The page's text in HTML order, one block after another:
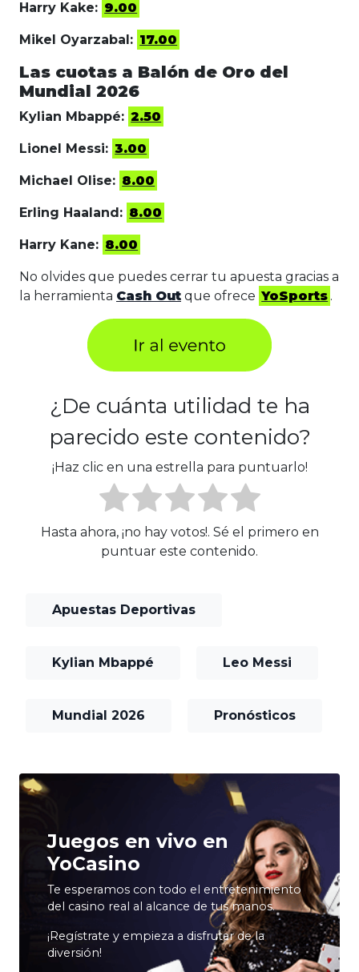
Harry Kake: 9.00
Mikel Oyarzabal: 17.00
Las cuotas a Balón de Oro del
Mundial 2026
Kylian Mbappé: 2.50
Lionel Messi: 3.00
Michael Olise: 8.00
Erling Haaland: 8.00
Harry Kane: 8.00
No olvides que puedes cerrar tu apuesta gracias a
la herramienta Cash Out que ofrece YoSports .
¿De cuánta utilidad te ha
parecido este contenido?
¡Haz clic en una estrella para puntuarlo!
Hasta ahora, ¡no hay votos!. Sé el primero en
puntuar este contenido.
Apuestas Deportivas
Kylian Mbappé Leo Messi
Mundial 2026 Pronósticos
Juegos en vivo en
YoCasino
Te esperamos con todo el entretenimiento
del casino real al alcance de tus manos.
¡Regístrate y empieza a disfrutar de la
diversión!